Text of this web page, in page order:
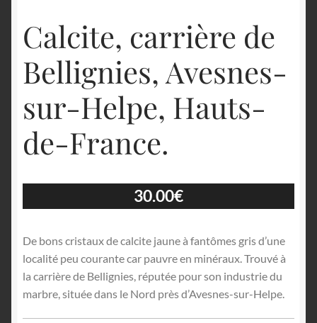
Calcite, carrière de
Bellignies, Avesnes-
sur-Helpe, Hauts-
de-France.
30.00€
De bons cristaux de calcite jaune à fantômes gris d’une
localité peu courante car pauvre en minéraux. Trouvé à
la carrière de Bellignies, réputée pour son industrie du
marbre, située dans le Nord près d’Avesnes-sur-Helpe.